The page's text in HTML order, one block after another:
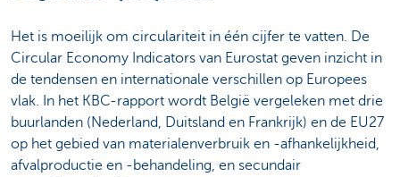
Het is moeilijk om circulariteit in één cijfer te vatten. De
Circular Economy Indicators van Eurostat geven inzicht in
de tendensen en internationale verschillen op Europees
vlak. In het KBC-rapport wordt België vergeleken met drie
buurlanden (Nederland, Duitsland en Frankrijk) en de EU27
op het gebied van materialenverbruik en -afhankelijkheid,
afvalproductie en -behandeling, en secundair